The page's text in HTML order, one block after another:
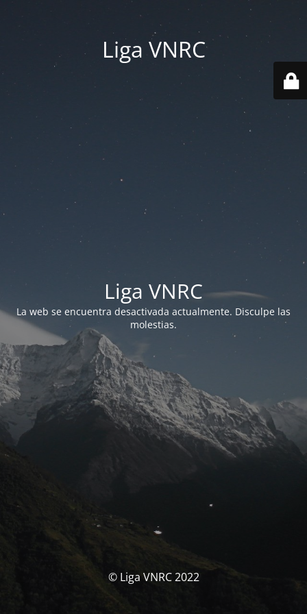
Liga VNRC
Liga VNRC
La web se encuentra desactivada actualmente. Disculpe las
molestias.
© Liga VNRC 2022